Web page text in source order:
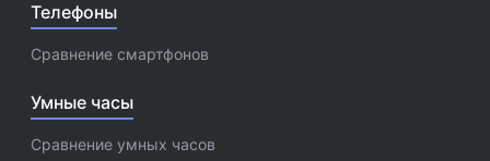
Телефоны
Сравнение смартфонов
Умные часы
Сравнение умных часов